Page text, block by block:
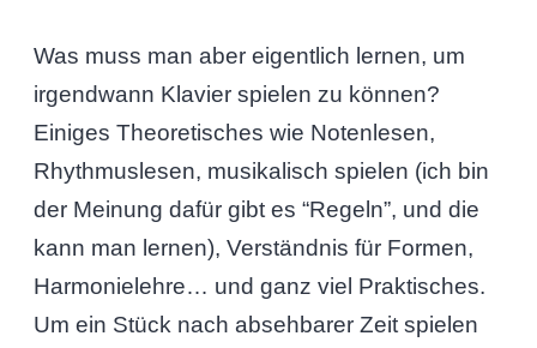
Was muss man aber eigentlich lernen, um
irgendwann Klavier spielen zu können?
Einiges Theoretisches wie Notenlesen,
Rhythmuslesen, musikalisch spielen (ich bin
der Meinung dafür gibt es “Regeln”, und die
kann man lernen), Verständnis für Formen,
Harmonielehre… und ganz viel Praktisches.
Um ein Stück nach absehbarer Zeit spielen